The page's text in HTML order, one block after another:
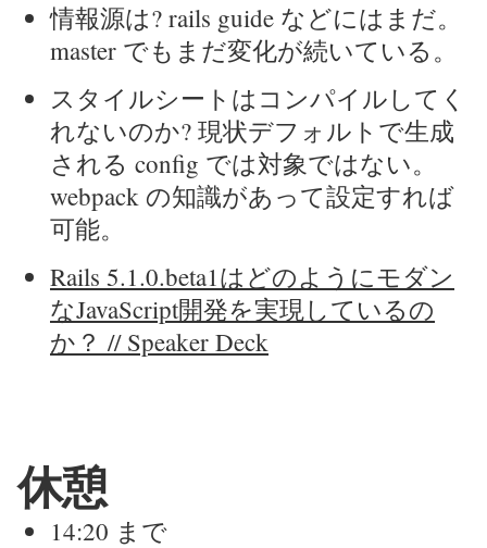
情報源は? rails guide などにはまだ。
master でもまだ変化が続いている。
スタイルシートはコンパイルしてく
れないのか? 現状デフォルトで生成
される config では対象ではない。
webpack の知識があって設定すれば
可能。
Rails 5.1.0.beta1はどのようにモダン
なJavaScript開発を実現しているの
か？ // Speaker Deck
休憩
14:20 まで